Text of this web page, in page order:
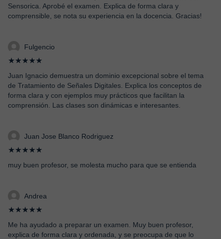
Sensorica. Aprobé el examen. Explica de forma clara y
comprensible, se nota su experiencia en la docencia. Gracias!
Fulgencio
★★★★★
Juan Ignacio demuestra un dominio excepcional sobre el tema
de Tratamiento de Señales Digitales. Explica los conceptos de
forma clara y con ejemplos muy prácticos que facilitan la
comprensión. Las clases son dinámicas e interesantes.
Juan Jose Blanco Rodriguez
★★★★★
muy buen profesor, se molesta mucho para que se entienda
Andrea
★★★★★
Me ha ayudado a preparar un examen. Muy buen profesor,
explica de forma clara y ordenada, y se preocupa de que lo